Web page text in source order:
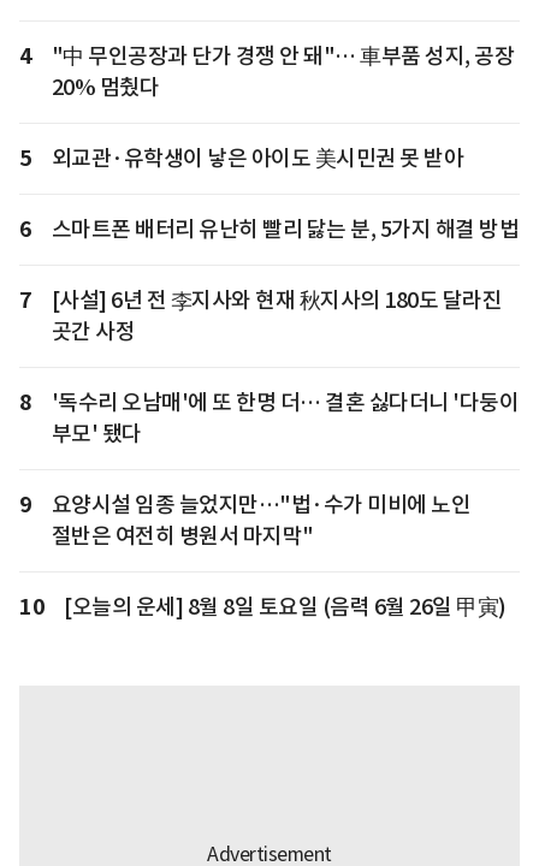
4
"中 무인공장과 단가 경쟁 안 돼"… 車부품 성지, 공장
20% 멈췄다
5 외교관·유학생이 낳은 아이도 美시민권 못 받아
6 스마트폰 배터리 유난히 빨리 닳는 분, 5가지 해결 방법
7
[사설] 6년 전 李지사와 현재 秋지사의 180도 달라진
곳간 사정
8
'독수리 오남매'에 또 한명 더… 결혼 싫다더니 '다둥이
부모' 됐다
9
요양시설 임종 늘었지만…"법·수가 미비에 노인
절반은 여전히 병원서 마지막"
10 [오늘의 운세] 8월 8일 토요일 (음력 6월 26일 甲寅)